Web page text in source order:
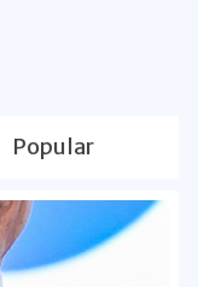
Popular